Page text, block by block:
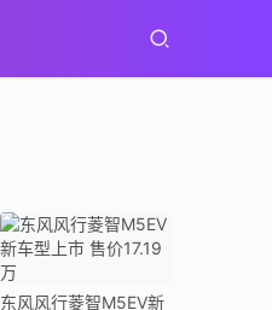
东风风行菱智M5EV新